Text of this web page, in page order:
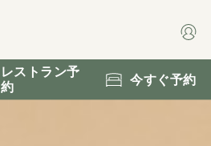
レストラン予
約
今すぐ予約